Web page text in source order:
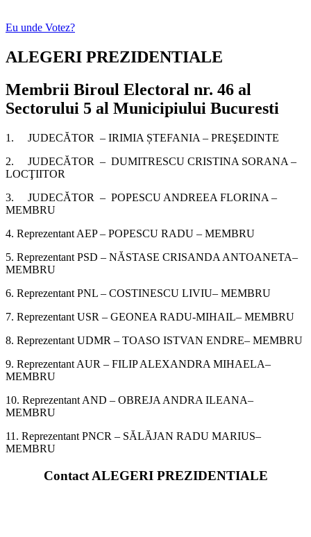
Eu unde Votez?
ALEGERI PREZIDENTIALE
Membrii Biroul Electoral nr. 46 al
Sectorului 5 al Municipiului Bucuresti
1. JUDECĂTOR – IRIMIA ȘTEFANIA – PREŞEDINTE
2. JUDECĂTOR – DUMITRESCU CRISTINA SORANA –
LOCŢIITOR
3. JUDECĂTOR – POPESCU ANDREEA FLORINA –
MEMBRU
4. Reprezentant AEP – POPESCU RADU – MEMBRU
5. Reprezentant PSD – NĂSTASE CRISANDA ANTOANETA–
MEMBRU
6. Reprezentant PNL – COSTINESCU LIVIU– MEMBRU
7. Reprezentant USR – GEONEA RADU-MIHAIL– MEMBRU
8. Reprezentant UDMR – TOASO ISTVAN ENDRE– MEMBRU
9. Reprezentant AUR – FILIP ALEXANDRA MIHAELA–
MEMBRU
10. Reprezentant AND – OBREJA ANDRA ILEANA–
MEMBRU
11. Reprezentant PNCR – SĂLĂJAN RADU MARIUS–
MEMBRU
Contact ALEGERI PREZIDENTIALE